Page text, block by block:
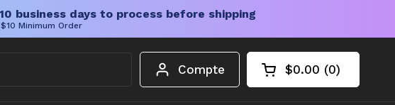
business days to process before shipping
Minimum Order
Compte Chariot ouvert
Total du panier :
$0.00 0
produits dans